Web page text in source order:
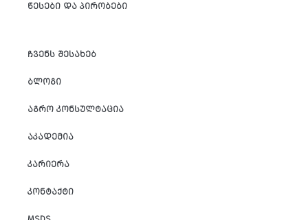
ᲬᲔᲡᲔᲑᲘ ᲓᲐ ᲞᲘᲠᲝᲑᲔᲑᲘ
ᲩᲕᲔᲜᲡ ᲨᲔᲡᲐᲮᲔᲑ
ᲑᲚᲝᲒᲘ
ᲐᲒᲠᲝ ᲙᲝᲜᲡᲣᲚᲢᲐᲪᲘᲐ
ᲐᲙᲐᲓᲔᲛᲘᲐ
ᲙᲐᲠᲘᲔᲠᲐ
ᲙᲝᲜᲢᲐᲥᲢᲘ